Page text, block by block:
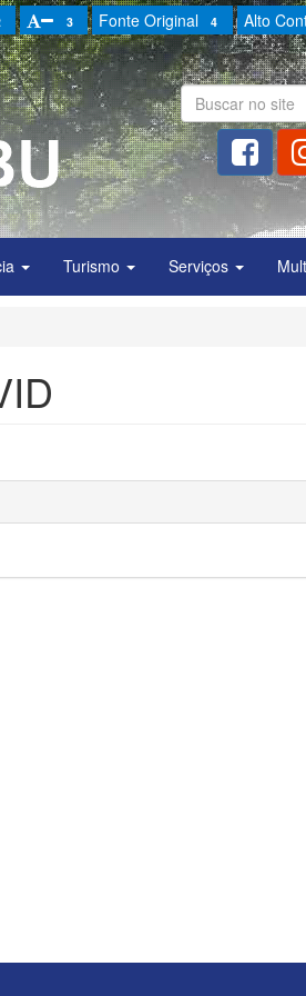
3 Fonte Original 4 Alto
Turismo Serviços